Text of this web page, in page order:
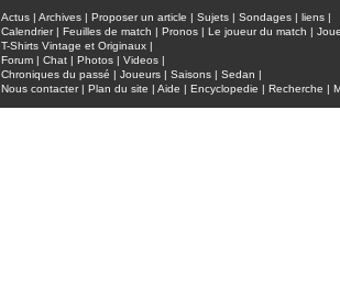
Actus | Archives | Proposer un article | Sujets | Sondages | liens |
Calendrier| Feuilles de match | Pronos | Le joueur du match |
T-Shirts Vintage et Originaux |
Forum | Chat | Photos | Videos |
Chroniques du passé | Joueurs | Saisons | Sedan |
Nous contacter| Plan du site | Aide | Encyclopedie | Recherche |